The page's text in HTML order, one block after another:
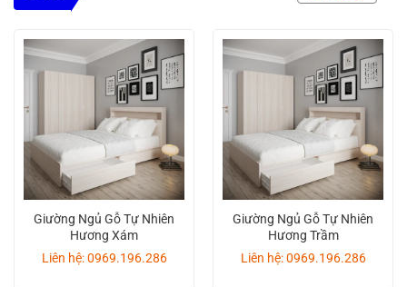
Giường Ngủ Gỗ Tự Nhiên
Hương Xám
Liên hệ: 0969.196.286
Giường Ngủ Gỗ Tự Nhiên
Hương Trầm
Liên hệ: 0969.196.286